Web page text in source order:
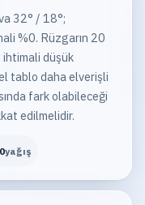
32° / 18°;
%0. Rüzgarın 20
ihtimali düşük
tablo daha elverişli
fark olabileceği
edilmelidir.
0yağış